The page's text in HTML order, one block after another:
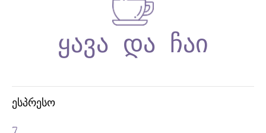
ᲔᲡᲞᲠᲔᲡᲝ